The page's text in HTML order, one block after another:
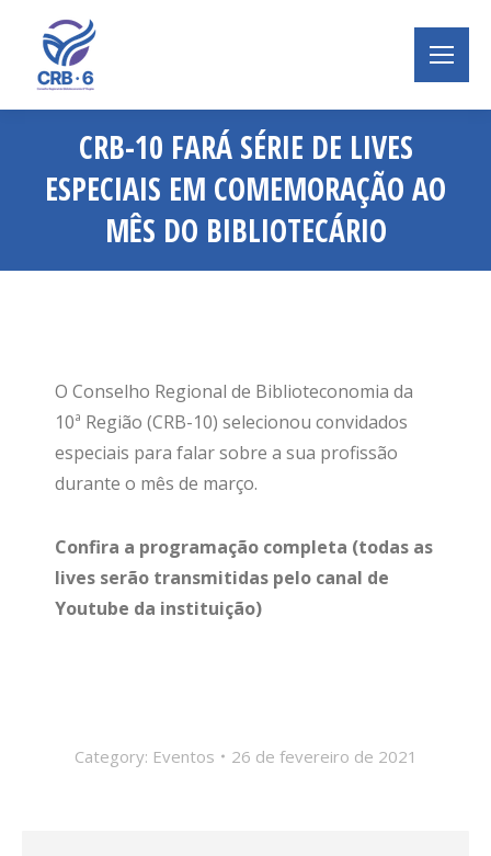
CRB-10 FARÁ SÉRIE DE LIVES
ESPECIAIS EM COMEMORAÇÃO AO
MÊS DO BIBLIOTECÁRIO
Você está aqui:
O Conselho Regional de Biblioteconomia da
10ª Região (CRB-10) selecionou convidados
especiais para falar sobre a sua profissão
durante o mês de março.
Confira a programação completa (todas as
lives serão transmitidas pelo canal de
Youtube da instituição)
Category: Eventos 26 de fevereiro de 2021